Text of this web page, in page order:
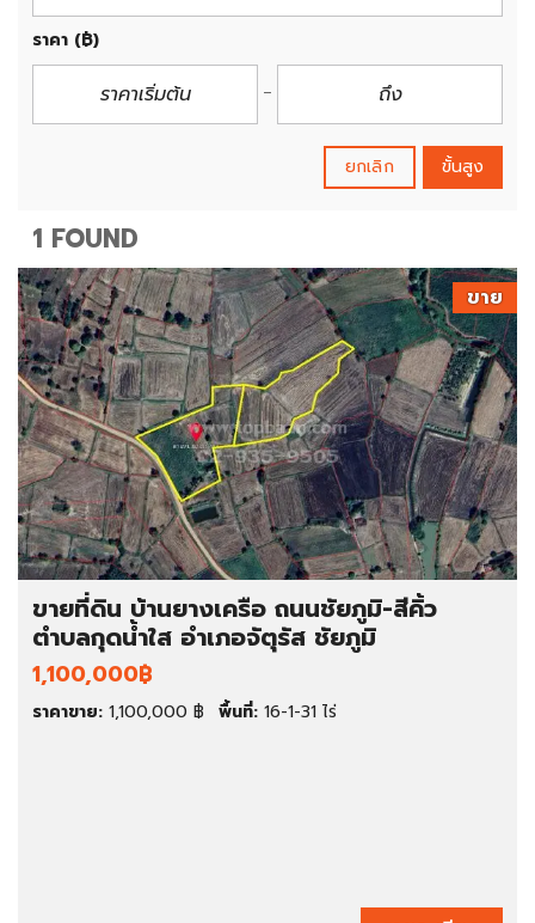
ราคา (฿)
ยกเลิก ขั้นสูง
1 FOUND
ขาย
ขายที่ดิน บ้านยางเครือ ถนนชัยภูมิ-สีคิ้ว
ตำบลกุดน้ำใส อำเภอจัตุรัส ชัยภูมิ
1,100,000฿
ราคาขาย: 1,100,000 ฿ พื้นที่: 16-1-31 ไร่